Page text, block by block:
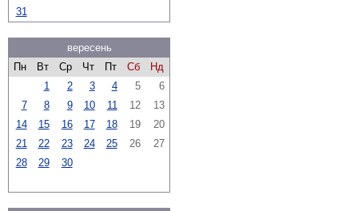
31
вересень
Пн
Вт Ср Чт Пт Сб
Нд
1
2 3 4 5
6
7
8 9 10 11 12
13
14
15 16 17 18 19
20
21
22 23 24 25 26
27
28
29 30